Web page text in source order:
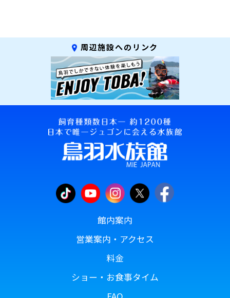
周辺施設へのリンク
館内案内
営業案内・アクセス
料金
ショー・お食事タイム